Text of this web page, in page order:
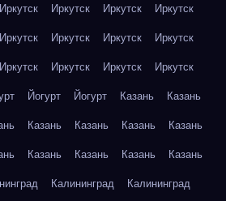
Иркутск Иркутск Иркутск
Иркутск
Иркутск Иркутск Иркутск
Иркутск
Иркутск Иркутск Иркутск
Иркутск
Йогурт Йогурт Казань
Казань
Казань Казань Казань
Казань
Казань Казань Казань
Казань
Калининград
Калининград